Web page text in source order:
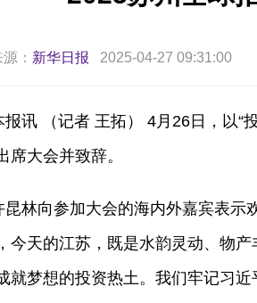
： 新华日报 2025-04-27 09:31:00
报讯 （记者 王拓） 4月26日，以“
席大会并致辞。
昆林向参加大会的海内外嘉宾表示
今天的江苏，既是水韵灵动、物
就梦想的投资热土。我们牢记习
江苏
主题新